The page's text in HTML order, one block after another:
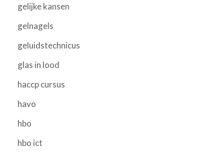
gelijke kansen
gelnagels
geluidstechnicus
glas in lood
haccp cursus
havo
hbo
hbo ict